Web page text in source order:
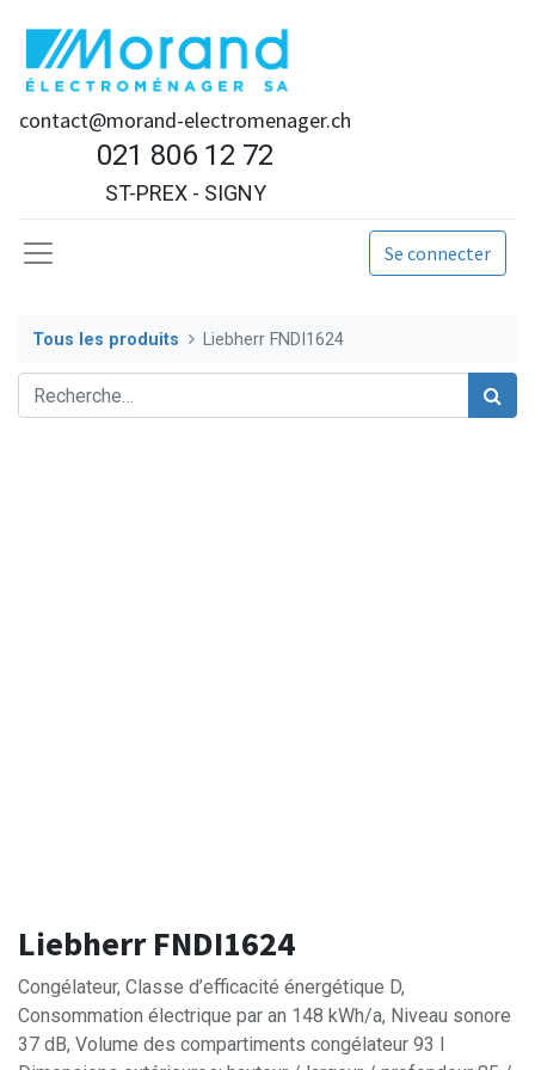
contact@morand-electromenager.ch
021 806 12 72
ST-PREX - SIGNY
Se connecter
Tous les produits Liebherr FNDI1624
Liebherr FNDI1624
Congélateur, Classe d’efficacité énergétique D,
Consommation électrique par an 148 kWh/a, Niveau sonore
37 dB, Volume des compartiments congélateur 93 l